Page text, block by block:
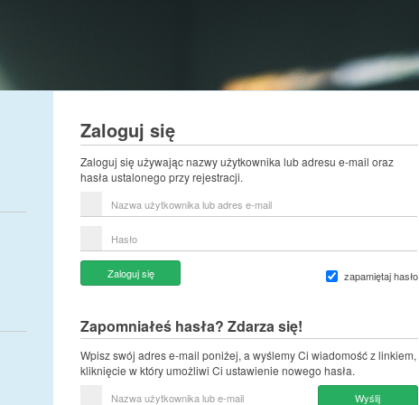
Zaloguj się
Zaloguj się używając nazwy użytkownika lub adresu e-mail oraz
hasła ustalonego przy rejestracji.
użytkownika
e-
mail
zapamiętaj hasło
Zaloguj się
Zapomniałeś hasła? Zdarza się!
Wpisz swój adres e-mail poniżej, a wyślemy Ci wiadomość z linkiem,
kliknięcie w który umożliwi Ci ustawienie nowego hasła.
Wyślij